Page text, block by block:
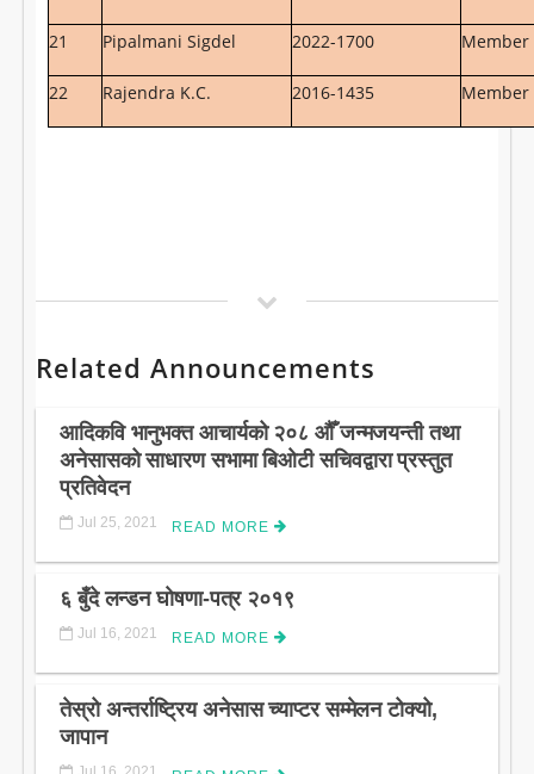
21 Pipalmani Sigdel 2022-1700 Member
22 Rajendra K.C. 2016-1435 Member
Related Announcements
आदिकवि भानुभक्त आचार्यको २०८ औँ जन्मजयन्ती तथा
अनेसासको साधारण सभामा बिओटी सचिवद्वारा प्रस्तुत
प्रतिवेदन
Jul 25, 2021 READ MORE
६ बुँदे लन्डन घाेषणा-पत्र २०१९
Jul 16, 2021 READ MORE
तेस्रो अन्तर्राष्ट्रिय अनेसास च्याप्टर सम्मेलन टोक्यो,
जापान